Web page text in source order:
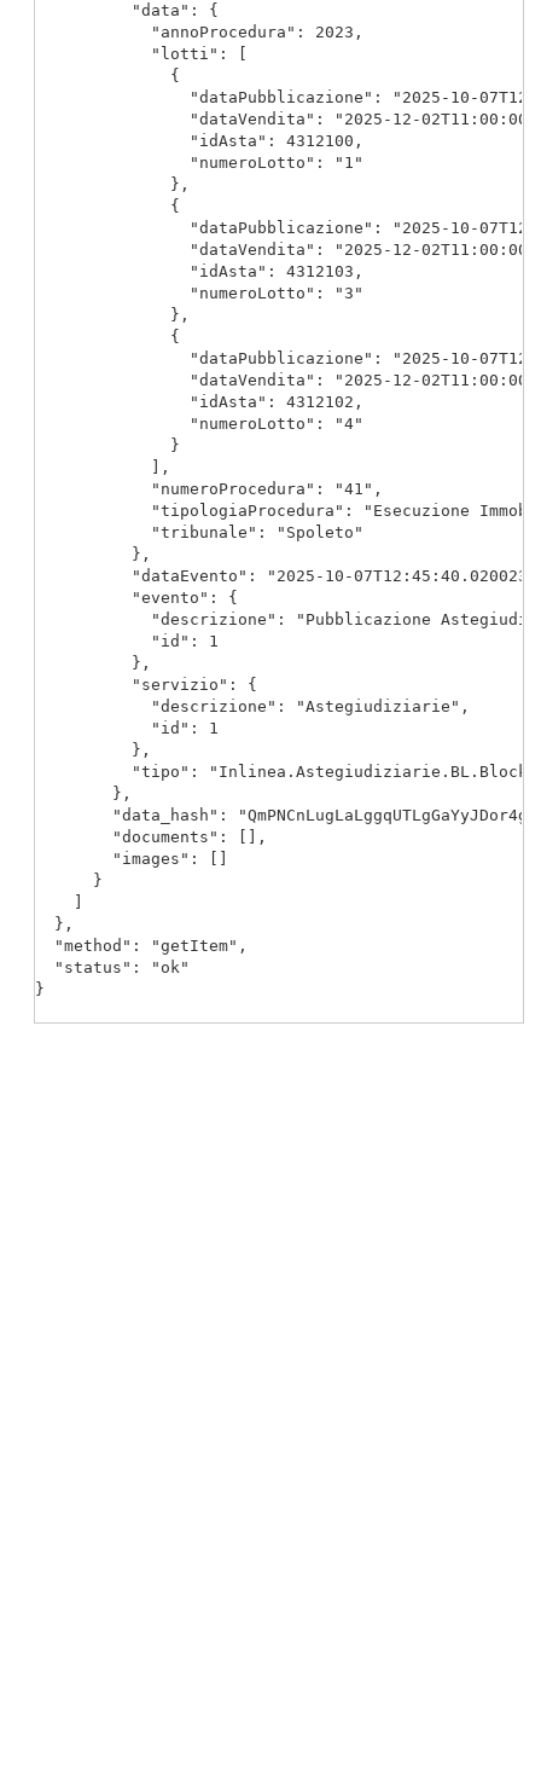
          "data": {
            "annoProcedura": 2023,
            "lotti": [
              {
"dataPubblicazione": "2025-10-
"dataVendita": "2025-12-
                "idAsta": 4312100,
                "numeroLotto": "1"
              },
              {
"dataPubblicazione": "2025-10-
"dataVendita": "2025-12-
                "idAsta": 4312103,
                "numeroLotto": "3"
              },
              {
"dataPubblicazione": "2025-10-
"dataVendita": "2025-12-
                "idAsta": 4312102,
                "numeroLotto": "4"
              }
            ],
            "numeroProcedura": "41",
"tipologiaProcedura": "Esecuzione
            "tribunale": "Spoleto"
          },
"dataEvento": "2025-10-
          "evento": {
"descrizione": "Pubblicazione
            "id": 1
          },
          "servizio": {
            "descrizione": "Astegiudiziarie",
            "id": 1
          },
"tipo":
        },
"data_hash":
        "documents": [],
        "images": []
      }
  },
  "method": "getItem",
  "status": "ok"
}